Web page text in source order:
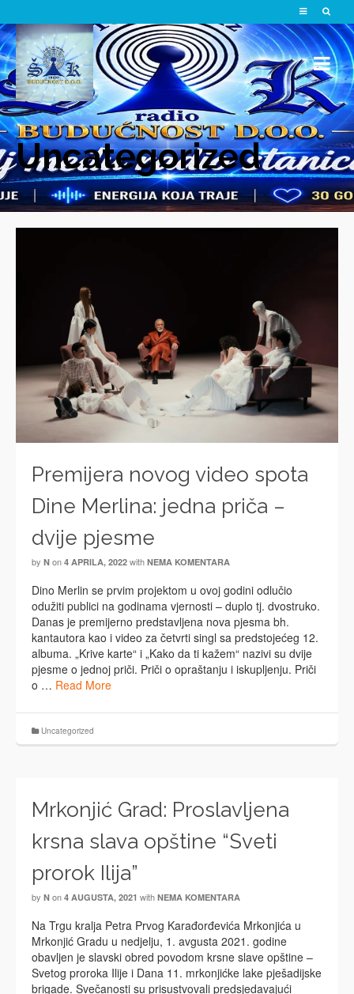
Uncategorized
Premijera novog video spota
Dine Merlina: jedna priča –
dvije pjesme
by N on 4 APRILA, 2022 with NEMA KOMENTARA
Dino Merlin se prvim projektom u ovoj godini odlučio
odužiti publici na godinama vjernosti – duplo tj. dvostruko.
Danas je premijerno predstavljena nova pjesma bh.
kantautora kao i video za četvrti singl sa predstojećeg 12.
albuma. „Krive karte“ i „Kako da ti kažem“ nazivi su dvije
pjesme o jednoj priči. Priči o opraštanju i iskupljenju. Priči
o … Read More
Uncategorized
Mrkonjić Grad: Proslavljena
krsna slava opštine “Sveti
prorok Ilija”
by N on 4 AUGUSTA, 2021 with NEMA KOMENTARA
Na Trgu kralja Petra Prvog Karađorđevića Mrkonjića u
Mrkonjić Gradu u nedjelju, 1. avgusta 2021. godine
obavljen je slavski obred povodom krsne slave opštine –
Svetog proroka Ilije i Dana 11. mrkonjićke lake pješadijske
brigade. Svečanosti su prisustvovali predsjedavajući